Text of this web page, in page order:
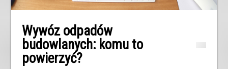
Wywóz odpadów
budowlanych: komu to
powierzyć?